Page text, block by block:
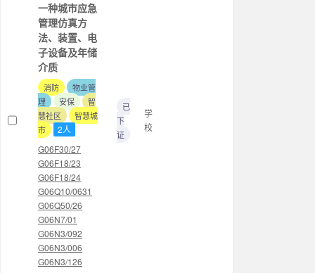
一种城市应急
管理仿真方
法、装置、电
子设备及年储
介质
消防
物业管
理
安保
智
慧社区
智慧城
市
2人
G06F30/27
G06F18/23
G06F18/24
G06Q10/0631
G06Q50/26
G06N7/01
G06N3/092
G06N3/006
G06N3/126
已
下
证
学
校